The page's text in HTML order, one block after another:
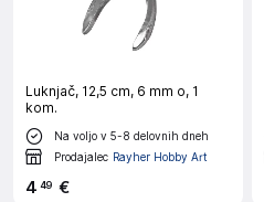
Luknjač, 12,5 cm, 6 mm o, 1
kom.
Na voljo v 5-8 delovnih dneh
Prodajalec Rayher Hobby Art
4 49 €